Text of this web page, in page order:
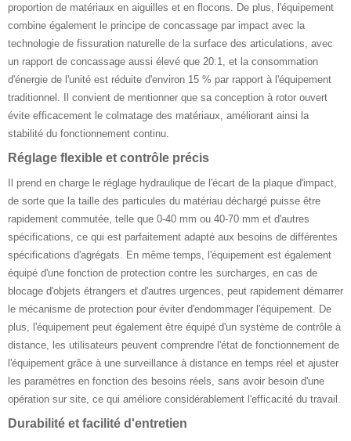
proportion de matériaux en aiguilles et en flocons. De plus, l'équipement
combine également le principe de concassage par impact avec la
technologie de fissuration naturelle de la surface des articulations, avec
un rapport de concassage aussi élevé que 20:1, et la consommation
d'énergie de l'unité est réduite d'environ 15 % par rapport à l'équipement
traditionnel. Il convient de mentionner que sa conception à rotor ouvert
évite efficacement le colmatage des matériaux, améliorant ainsi la
stabilité du fonctionnement continu.
Réglage flexible et contrôle précis
Il prend en charge le réglage hydraulique de l'écart de la plaque d'impact,
de sorte que la taille des particules du matériau déchargé puisse être
rapidement commutée, telle que 0-40 mm ou 40-70 mm et d'autres
spécifications, ce qui est parfaitement adapté aux besoins de différentes
spécifications d'agrégats. En même temps, l'équipement est également
équipé d'une fonction de protection contre les surcharges, en cas de
blocage d'objets étrangers et d'autres urgences, peut rapidement démarrer
le mécanisme de protection pour éviter d'endommager l'équipement. De
plus, l'équipement peut également être équipé d'un système de contrôle à
distance, les utilisateurs peuvent comprendre l'état de fonctionnement de
l'équipement grâce à une surveillance à distance en temps réel et ajuster
les paramètres en fonction des besoins réels, sans avoir besoin d'une
opération sur site, ce qui améliore considérablement l'efficacité du travail.
Durabilité et facilité d'entretien